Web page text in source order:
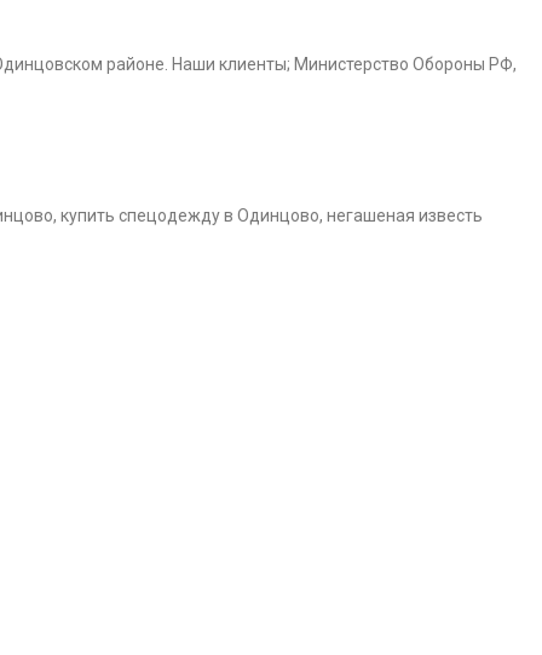
районе. Наши клиенты; Министерство Обороны РФ,
купить спецодежду в Одинцово, негашеная известь